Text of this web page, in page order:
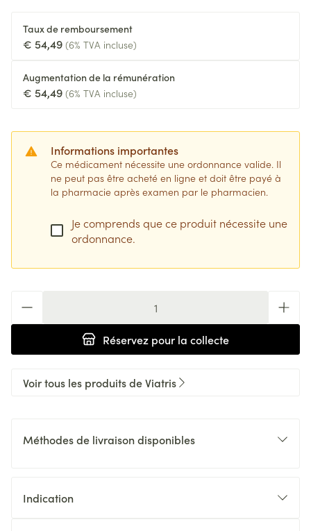
Taux de remboursement
€ 54,49 (6% TVA incluse)
Augmentation de la rémunération
€ 54,49 (6% TVA incluse)
Informations importantes
Ce médicament nécessite une ordonnance valide. Il
ne peut pas être acheté en ligne et doit être payé à
la pharmacie après examen par le pharmacien.
Je comprends que ce produit nécessite une
ordonnance.
Réservez pour la collecte
Voir tous les produits de Viatris
Méthodes de livraison disponibles
Indication